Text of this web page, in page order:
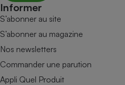
Informer
S’abonner au site
S’abonner au magazine
Nos newsletters
Commander une parution
Appli Quel Produit